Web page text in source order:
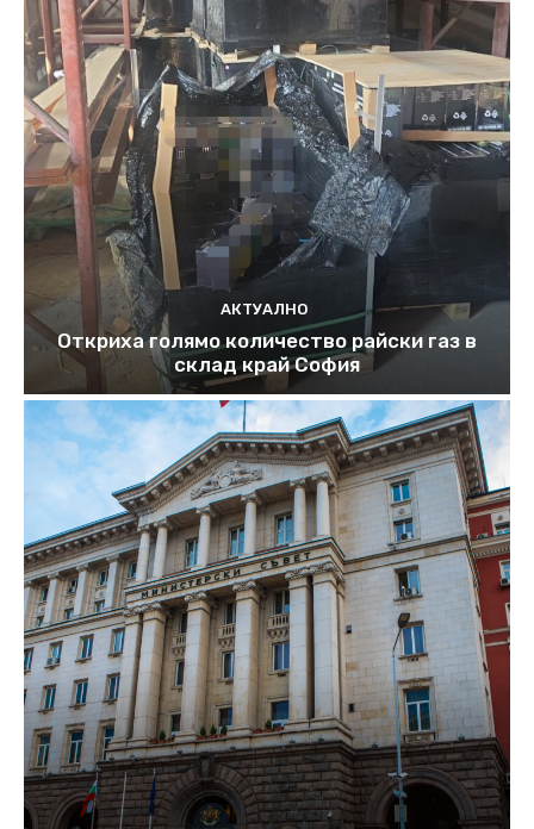
АКТУАЛНО
Откриха голямо количество райски газ в
склад край София